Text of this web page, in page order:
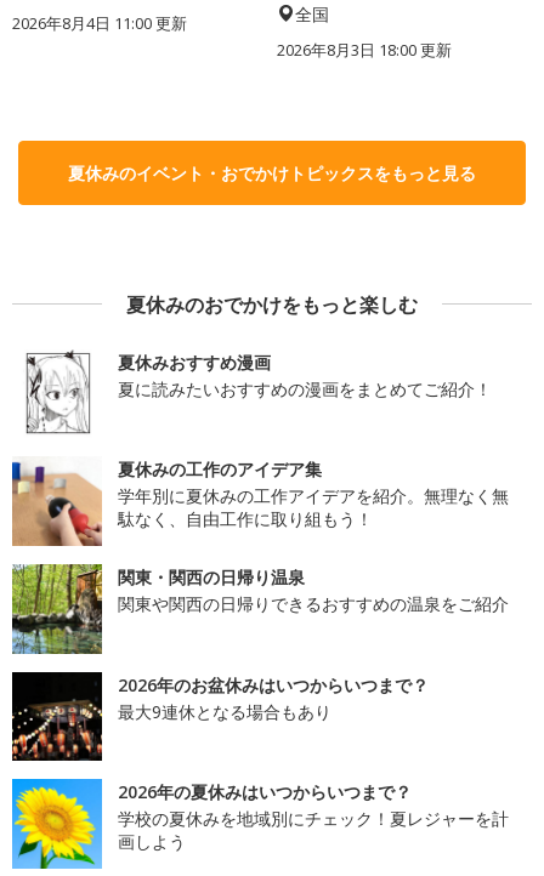
2026年8月4日 11:00更新 全国
2026年8月3日 18:00更新
夏休みのイベント・おでかけトピックスをもっと見る
夏休みのおでかけをもっと楽しむ
夏休みおすすめ漫画
夏に読みたいおすすめの漫画をまとめてご紹介！
夏休みの工作のアイデア集
学年別に夏休みの工作アイデアを紹介。無理なく無
駄なく、自由工作に取り組もう！
関東・関西の日帰り温泉
関東や関西の日帰りできるおすすめの温泉をご紹介
2026年のお盆休みはいつからいつまで？
最大9連休となる場合もあり
2026年の夏休みはいつからいつまで？
学校の夏休みを地域別にチェック！夏レジャーを計
画しよう